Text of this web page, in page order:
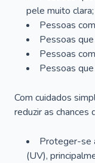
pele muito clara;
Pessoas
Pessoas
Pessoas
Pessoas
Com cuidados
reduzir as chances
Proteger-se
(UV),